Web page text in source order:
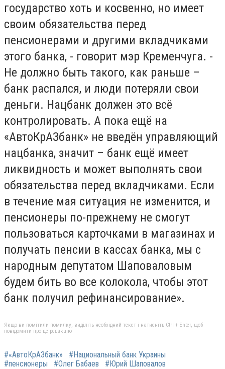
государство хоть и косвенно, но имеет
своим обязательства перед
пенсионерами и другими вкладчиками
этого банка, - говорит мэр Кременчуга. -
Не должно быть такого, как раньше –
банк распался, и люди потеряли свои
деньги. Нацбанк должен это всё
контролировать. А пока ещё на
«АвтоКрАЗбанк» не введён управляющий
нацбанка, значит – банк ещё имеет
ликвидность и может выполнять свои
обязательства перед вкладчиками. Если
в течение мая ситуация не изменится, и
пенсионеры по-прежнему не смогут
пользоваться карточками в магазинах и
получать пенсии в кассах банка, мы с
народным депутатом Шаповаловым
будем бить во все колокола, чтобы этот
банк получил рефинансирование».
Якщо ви помітили помилку, виділіть необхідний текст і натисніть Ctrl + Enter, щоб
повідомити про це редакцію
#«АвтоКрАЗбанк»
#Национальный банк Украины
#пенсионеры
#Олег Бабаев #Юрий Шаповалов